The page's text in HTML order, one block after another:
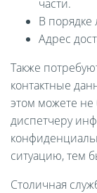
части.
В порядке
Адрес
Также
контактные
этом можете не
диспетчеру
ситуацию, тем
Столичная